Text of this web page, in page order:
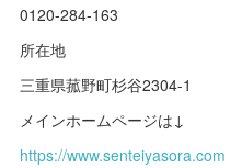
0120-284-163
所在地
三重県菰野町杉谷2304-1
メインホームページは↓
https://www.senteiyasora.com